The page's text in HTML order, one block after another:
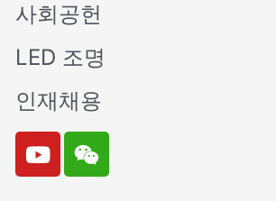
사회공헌
LED 조명
인재채용
Y
o
W
e